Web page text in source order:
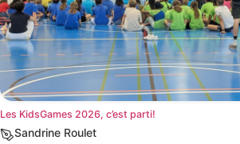
Les KidsGames 2026, c’est parti!
Sandrine Roulet